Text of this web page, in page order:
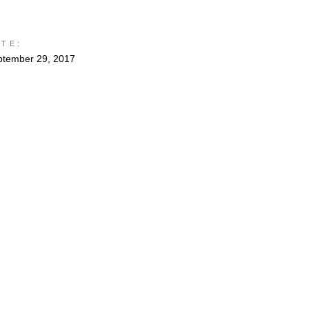
29, 2017